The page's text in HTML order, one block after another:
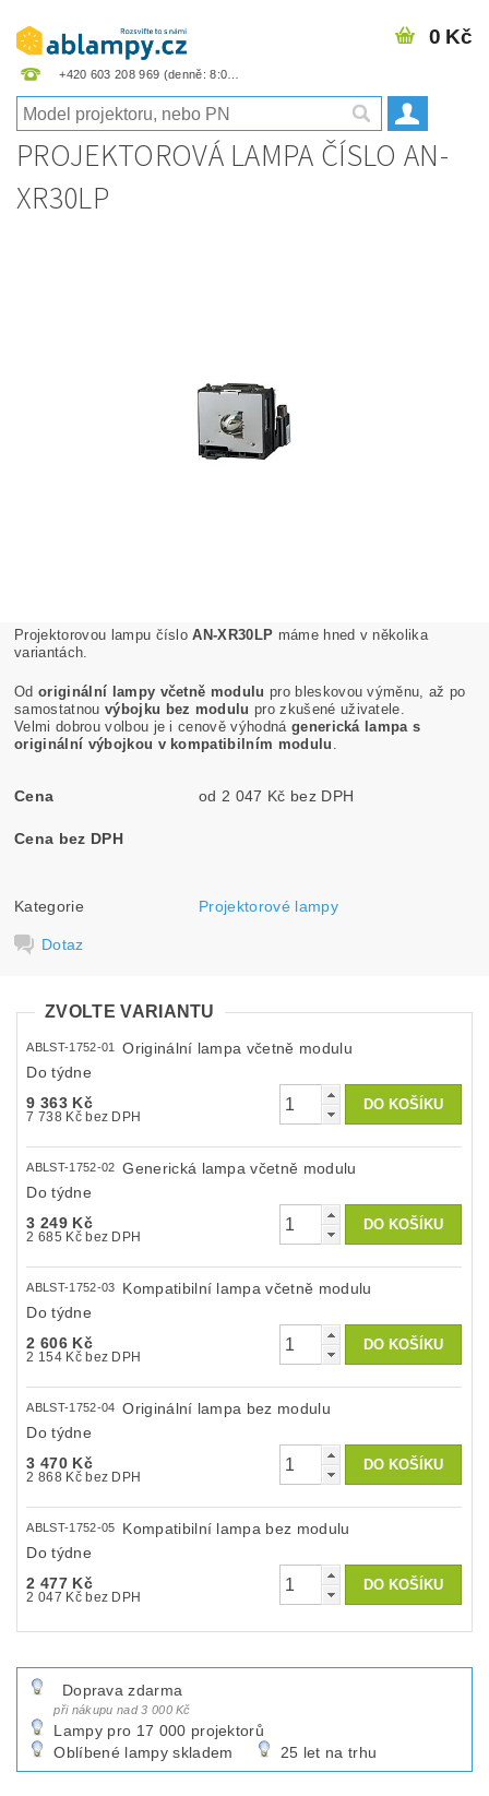
+420 603 208 969
0 Kč
PROJEKTOROVÁ LAMPA ČÍSLO AN-
XR30LP
Projektorovou lampu čísloAN-XR30LP máme hned v několika
variantách.
Odoriginální lampy včetně modulu pro bleskovou výměnu, až po
samostatnou výbojku bez modulu pro zkušené uživatele.
Velmi dobrou volbou je i cenově výhodná generická lampa s
originální výbojkou v kompatibilním modulu
Cena od 2 047 Kč bez DPH
Cena bez DPH
Kategorie Projektorové lampy
Dotaz
ZVOLTE VARIANTU
ABLST-1752-01
Originální lampa včetně modulu
Do týdne
9 363 Kč
7 738 Kč bez DPH
ABLST-1752-02
Generická lampa včetně modulu
Do týdne
3 249 Kč
2 685 Kč bez DPH
ABLST-1752-03
Kompatibilní lampa včetně modulu
Do týdne
2 606 Kč
2 154 Kč bez DPH
ABLST-1752-04
Originální lampa bez modulu
Do týdne
3 470 Kč
2 868 Kč bez DPH
ABLST-1752-05
Kompatibilní lampa bez modulu
Do týdne
2 477 Kč
2 047 Kč bez DPH
Doprava zdarma
při nákupu nad 3 000 Kč
Lampy pro 17 000 projektorů
Oblíbené lampy skladem
25 let na trhu